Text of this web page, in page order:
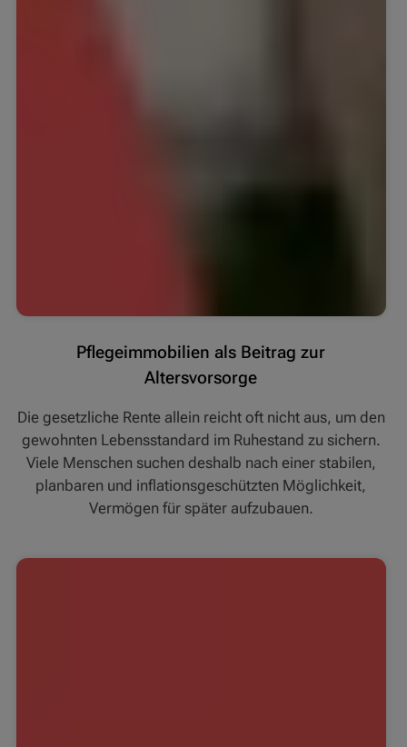
Pflegeimmobilien als Beitrag zur
Altersvorsorge
Die gesetzliche Rente allein reicht oft nicht aus, um den
gewohnten Lebensstandard im Ruhestand zu sichern.
Viele Menschen suchen deshalb nach einer stabilen,
planbaren und inflationsgeschützten Möglichkeit,
Vermögen für später aufzubauen.